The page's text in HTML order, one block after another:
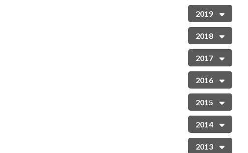
2019
2018
2017
2016
2015
2014
2013